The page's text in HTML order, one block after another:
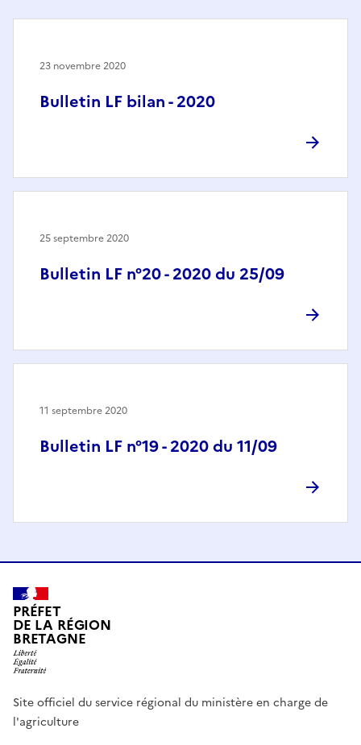
Bulletin LF bilan - 2020
23 novembre 2020
Bulletin LF n°20 - 2020 du 25/09
25 septembre 2020
Bulletin LF n°19 - 2020 du 11/09
11 septembre 2020
PRÉFET
DE LA RÉGION
BRETAGNE
Site officiel du service régional du ministère en charge de
l'agriculture